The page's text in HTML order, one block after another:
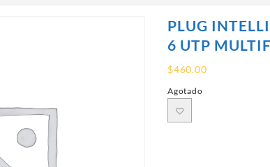
PLUG
6 UTP
$460.00
Agotado